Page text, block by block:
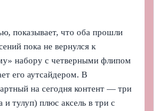
показывает, что оба прошли
пока не вернулся к
набору с четверными флипом
его аутсайдером. В
на сегодня контент — три
и тулуп) плюс аксель в три с